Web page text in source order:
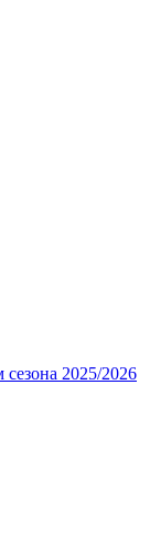
2025/2026